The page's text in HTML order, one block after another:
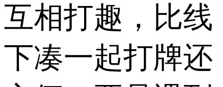
互相打趣，比线
下凑一起打牌还